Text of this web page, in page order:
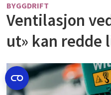
BYGGDRIFT
Ventilasjon
ut» kan redde